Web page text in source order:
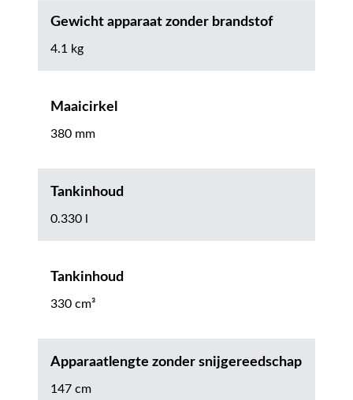
Gewicht apparaat zonder brandstof
4.1 kg
Maaicirkel
380 mm
Tankinhoud
0.330 l
Tankinhoud
330 cm³
Apparaatlengte zonder snijgereedschap
147 cm